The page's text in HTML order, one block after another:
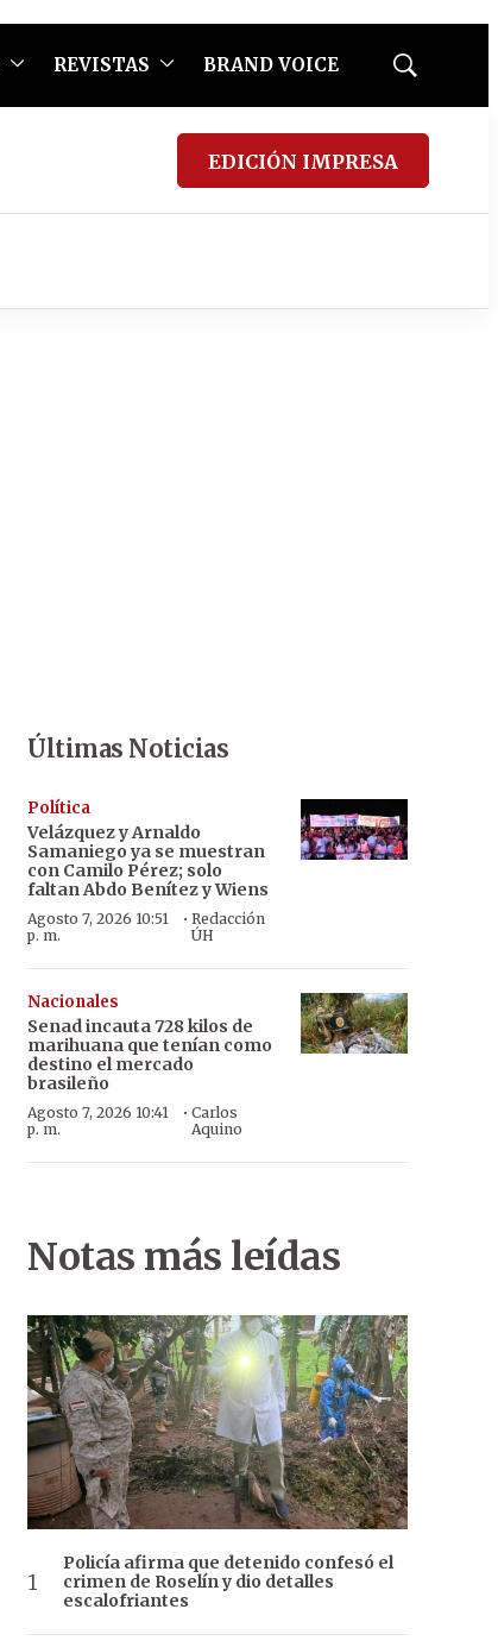
REVISTAS BRAND VOICE
Mostrar
EDICIÓN IMPRESA
Últimas Noticias
Política
Velázquez y Arnaldo
Samaniego ya se muestran
con Camilo Pérez; solo
faltan Abdo Benítez y Wiens
Agosto 7, 2026 10:51
p. m.
·Redacción
ÚH
Nacionales
Senad incauta 728 kilos de
marihuana que tenían como
destino el mercado
brasileño
Agosto 7, 2026 10:41
p. m.
· Carlos
Aquino
Notas más leídas
Policía afirma que detenido confesó el
crimen de Roselín y dio detalles
escalofriantes